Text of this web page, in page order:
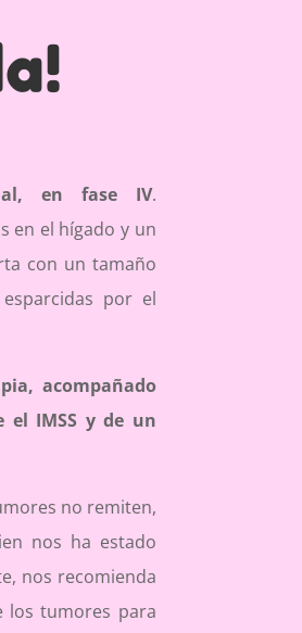
en fase IV.
en el hígado y un
con un tamaño
por el
acompañado
el IMSS y de un
no remiten,
nos ha estado
nos recomienda
los tumores para